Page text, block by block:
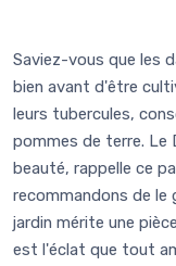
Saviez-vous que les
bien avant d'être
leurs tubercules,
pommes de terre. Le
beauté, rappelle ce
recommandons de le
jardin mérite une
est l'éclat que tout